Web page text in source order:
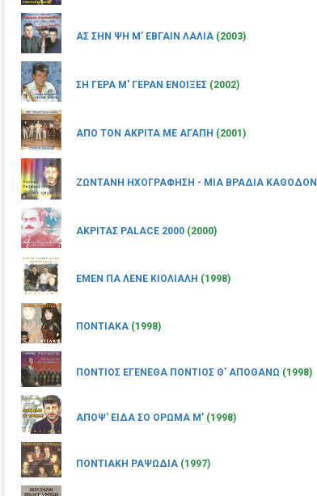
ΑΣ ΣΗΝ ΨΗ Μ’ ΕΒΓΑΙΝ ΛΑΛΙΑ (2003)
ΣΗ ΓΕΡΑ Μ' ΓΕΡΑΝ ΕΝΟΙΞΕΣ (2002)
ΑΠΟ ΤΟΝ ΑΚΡΙΤΑ ΜΕ ΑΓΑΠΗ (2001)
ΖΩΝΤΑΝΗ ΗΧΟΓΡΑΦΗΣΗ - ΜΙΑ ΒΡΑΔΙΑ ΚΑΘΟΔΟΝ
ΑΚΡΙΤΑΣ PALACE 2000 (2000)
ΕΜΕΝ ΠΑ ΛΕΝΕ ΚΙΟΛΙΑΛΗ (1998)
ΠΟΝΤΙΑΚΑ (1998)
ΠΟΝΤΙΟΣ ΕΓΕΝΕΘΑ ΠΟΝΤΙΟΣ Θ' ΑΠΟΘΑΝΩ (1998)
ΑΠΟΨ' ΕΙΔΑ ΣΟ ΟΡΩΜΑ Μ' (1998)
ΠΟΝΤΙΑΚΗ ΡΑΨΩΔΙΑ (1997)